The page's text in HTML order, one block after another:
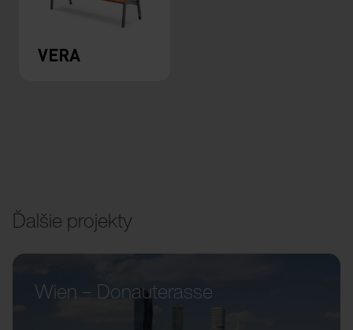
VERA
Ďalšie projekty
Wien – Donauterasse